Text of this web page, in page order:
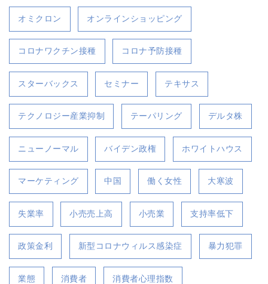
オミクロン オンラインショッピング
コロナワクチン接種 コロナ予防接種
スターバックス セミナー テキサス
テクノロジー産業抑制 テーパリング デルタ株
ニューノーマル バイデン政権 ホワイトハウス
マーケティング 中国 働く女性 大寒波
失業率 小売売上高 小売業 支持率低下
政策金利 新型コロナウィルス感染症 暴力犯罪
業態 消費者 消費者心理指数